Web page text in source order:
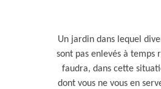
Un jardin dans lequel
sont pas enlevés à temps
faudra, dans cette
dont vous ne vous en